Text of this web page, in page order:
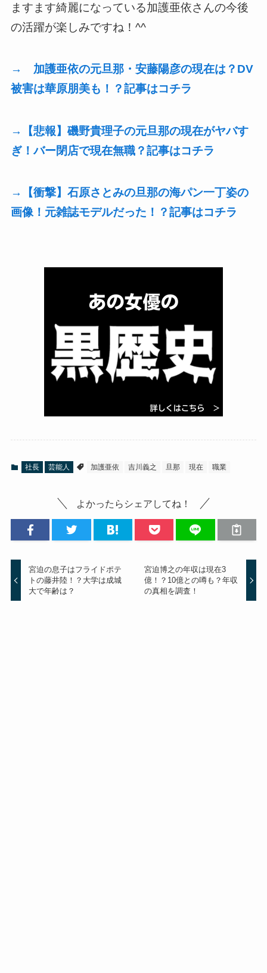
ますます綺麗になっている加護亜依さんの今後
の活躍が楽しみですね！^^
→ 加護亜依の元旦那・安藤陽彦の現在は？DV
被害は華原朋美も！？記事はコチラ
→【悲報】磯野貴理子の元旦那の現在がヤバす
ぎ！バー閉店で現在無職？記事はコチラ
→【衝撃】石原さとみの旦那の海パン一丁姿の
画像！元雑誌モデルだった！？記事はコチラ
社長 芸能人 加護亜依 吉川義之 旦那 現在 職業
よかったらシェアしてね！
宮迫の息子はフライドポテ
トの藤井陸！？大学は成城
大で年齢は？
宮迫博之の年収は現在3
億！？10億との噂も？年収
の真相を調査！